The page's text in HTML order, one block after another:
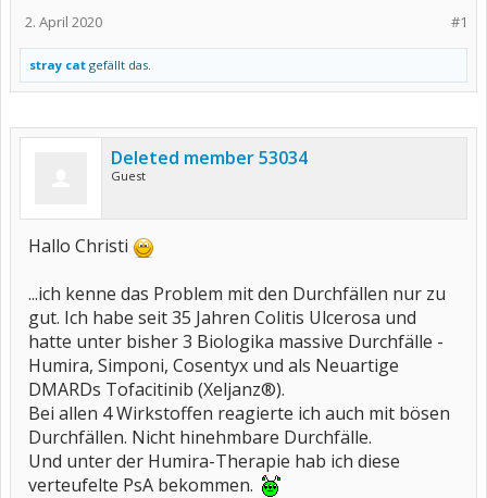
#1
2. April 2020
stray cat gefällt das.
Deleted member 53034
Guest
Hallo Christi
...ich kenne das Problem mit den Durchfällen nur zu
gut. Ich habe seit 35 Jahren Colitis Ulcerosa und
hatte unter bisher 3 Biologika massive Durchfälle -
Humira, Simponi, Cosentyx und als Neuartige
DMARDs Tofacitinib (Xeljanz®).
Bei allen 4 Wirkstoffen reagierte ich auch mit bösen
Durchfällen. Nicht hinehmbare Durchfälle.
Und unter der Humira-Therapie hab ich diese
verteufelte PsA bekommen.